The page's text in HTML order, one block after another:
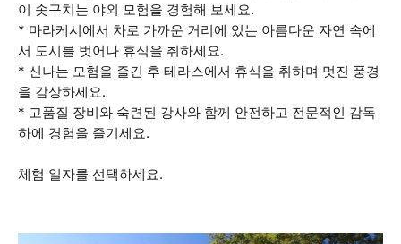
이 솟구치는 야외 모험을 경험해 보세요.
* 마라케시에서 차로 가까운 거리에 있는 아름다운 자연 속에
서 도시를 벗어나 휴식을 취하세요.
* 신나는 모험을 즐긴 후 테라스에서 휴식을 취하며 멋진 풍경
을 감상하세요.
* 고품질 장비와 숙련된 강사와 함께 안전하고 전문적인 감독
하에 경험을 즐기세요.
체험 일자를 선택하세요.